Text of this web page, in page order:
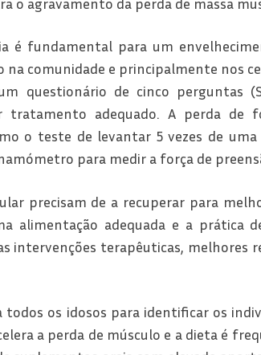
é fundamental para um
na comunidade e principalmente nos
questionário de cinco perguntas
tratamento adequado. A perda de
o teste de levantar 5 vezes de
para medir a força de
precisam de a recuperar para
alimentação adequada e a prática
intervenções terapêuticas, melhores
os idosos para identificar os
a perda de músculo e a dieta é